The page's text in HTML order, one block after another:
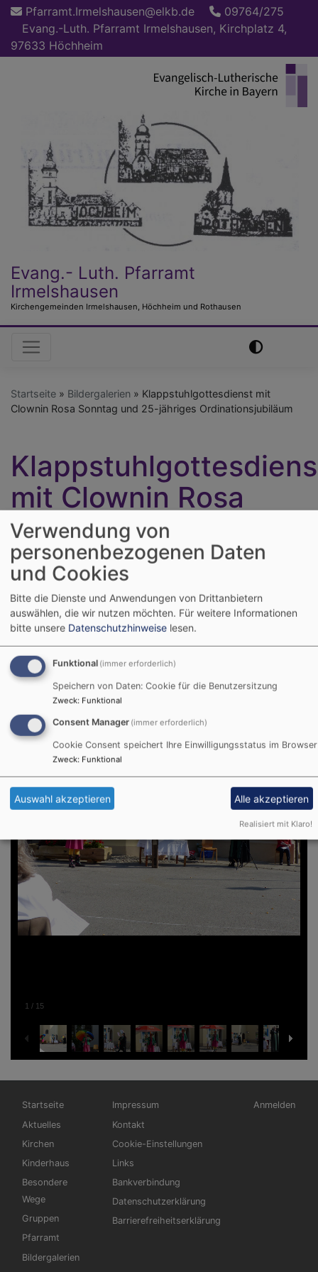
Direkt
Inhalt
Pfarramt.Irmelshausen@elkb.de
09764/275
Evang.-Luth. Pfarramt Irmelshausen, Kirchplatz 4,
97633 Höchheim
Evang.- Luth. Pfarramt
Irmelshausen
Kirchengemeinden Irmelshausen, Höchheim und Rothausen
Hauptnavigation
Startseite Bildergalerien
Klappstuhlgottesdienst mit
Clownin Rosa Sonntag und 25-jähriges Ordinationsjubiläum
mit Clownin Rosa
Sonntag und 25-
jähriges
Ordinationsjubiläum
1 / 15
Hauptnavigation
Startseite
Aktuelles
Kirchen
Kinderhaus
Besondere
Wege
Gruppen
Pfarramt
Bildergalerien
Fußbereichsmenü
Impressum
Kontakt
Cookie-Einstellungen
Links
Bankverbindung
Datenschutzerklärung
Barrierefreiheitserklärung
Anmelden
Verwendung von
personenbezogenen Daten
und Cookies
Bitte die Dienste und Anwendungen von Drittanbietern
auswählen, die wir nutzen möchten. Für weitere Informationen
bitte unsere Datenschutzhinweise lesen.
Funktional (immer erforderlich)
Speichern von Daten: Cookie für die Benutzersitzung
Zweck: Funktional
Consent Manager (immer erforderlich)
Cookie Consent speichert Ihre Einwilligungsstatus im Browser
Zweck: Funktional
Auswahl akzeptieren Alle akzeptieren
Realisiert mit Klaro!